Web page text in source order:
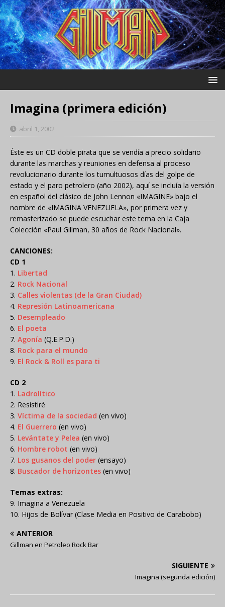
Imagina (primera edición)
abril 1, 2002
Éste es un CD doble pirata que se vendía a precio solidario
durante las marchas y reuniones en defensa al proceso
revolucionario durante los tumultuosos días del golpe de
estado y el paro petrolero (año 2002), aquí se incluía la versión
en español del clásico de John Lennon «IMAGINE» bajo el
nombre de «IMAGINA VENEZUELA», por primera vez y
remasterizado se puede escuchar este tema en la Caja
Colección «Paul Gillman, 30 años de Rock Nacional».
CANCIONES:
CD 1
1. Libertad
2. Rock Nacional
3. Calles violentas (de la Gran Ciudad)
4. Represión Latinoamericana
5. Desempleado
6. El poeta
7. Agonía (Q.E.P.D.)
8. Rock para el mundo
9. El Rock & Roll es para ti
CD 2
1. Ladrolítico
2. Resistiré
3. Víctima de la sociedad (en vivo)
4. El Guerrero (en vivo)
5. Levántate y Pelea (en vivo)
6. Hombre robot (en vivo)
7. Los gusanos del poder (ensayo)
8. Buscador de horizontes (en vivo)
Temas extras:
9. Imagina a Venezuela
10. Hijos de Bolívar (Clase Media en Positivo de Carabobo)
ANTERIOR
Gillman en Petroleo Rock Bar
SIGUIENTE
Imagina (segunda edición)